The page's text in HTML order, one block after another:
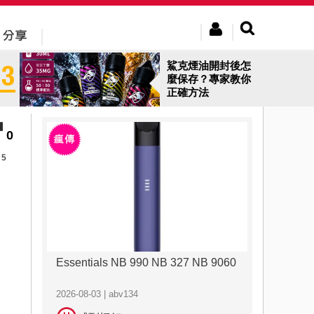
鯊克煙油開封後怎
麼保存？專家教你
正確方法
0
5
Essentials NB 990 NB 327 NB 9060
2026-08-03 | abv134